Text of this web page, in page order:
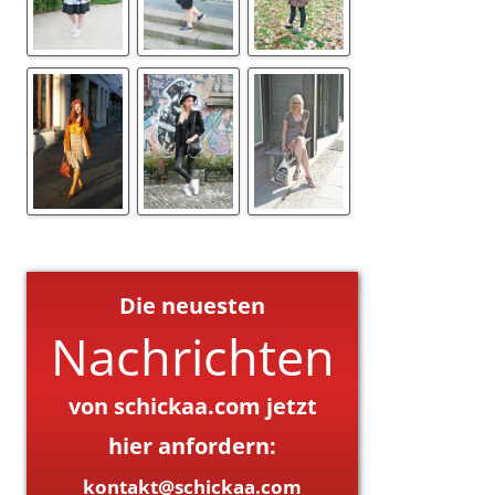
Die neuesten
Nachrichten
von schickaa.com jetzt
hier anfordern:
kontakt@schickaa.com